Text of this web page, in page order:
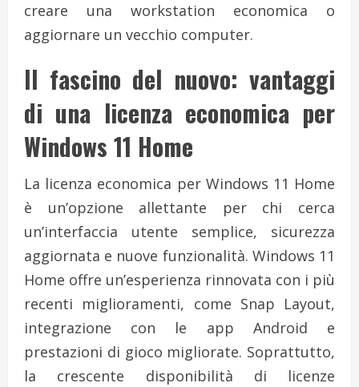
creare una workstation economica o
aggiornare un vecchio computer.
Il fascino del nuovo: vantaggi
di una licenza economica per
Windows 11 Home
La licenza economica per Windows 11 Home
è un’opzione allettante per chi cerca
un’interfaccia utente semplice, sicurezza
aggiornata e nuove funzionalità. Windows 11
Home offre un’esperienza rinnovata con i più
recenti miglioramenti, come Snap Layout,
integrazione con le app Android e
prestazioni di gioco migliorate. Soprattutto,
la crescente disponibilità di licenze